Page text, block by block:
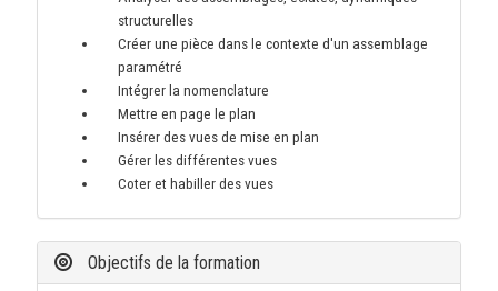
structurelles
Créer une pièce dans le contexte d'un assemblage
paramétré
Intégrer la nomenclature
Mettre en page le plan
Insérer des vues de mise en plan
Gérer les différentes vues
Coter et habiller des vues
Objectifs de la formation